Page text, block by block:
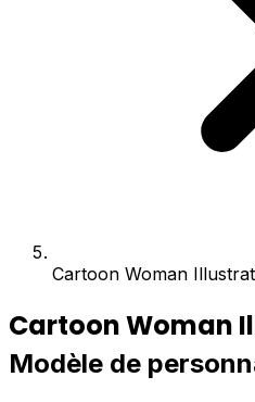
Cartoon Woman
Cartoon Woman
Modèle de